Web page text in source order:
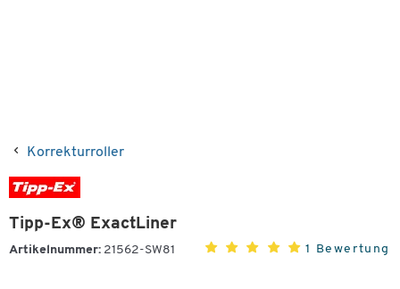
Korrekturroller
Tipp-Ex® ExactLiner
Artikelnummer: 21562-SW81 1 Bewertung